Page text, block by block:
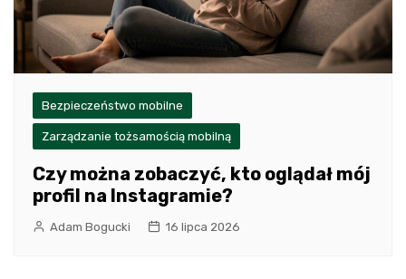
Bezpieczeństwo mobilne
Zarządzanie tożsamością mobilną
Czy można zobaczyć, kto oglądał mój
profil na Instagramie?
Adam Bogucki 16 lipca 2026